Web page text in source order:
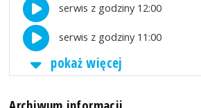
serwis z godziny 12:00
serwis z godziny 11:00
pokaż więcej